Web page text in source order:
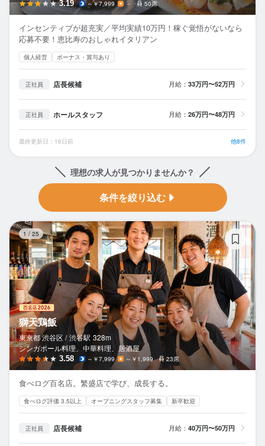
3.19 ～￥7,999 － 50席
インセンティブが超充実／平均実績10万円！稼ぐ覚悟がないなら
応募不要！恵比寿のおしゃれイタリアン
個人経営 ボーナス・賞与あり
正社員 店長候補 月給： 33万円〜52万円
正社員 ホールスタッフ 月給： 26万円〜48万円
最終更新日：16日前 他8件
理想の求人が見つかりませんか？
条件を絞り込む
1 / 25
獅天鶏飯
東京都 渋谷区 / 渋谷駅 328m
シンガポール料理、中華料理、居酒屋
3.58 ～￥7,999 ～￥1,999 23席
食べログ百名店。繁盛店で学び、成長する。
食べログ評価 3.5以上 オープニングスタッフ募集 新卒歓迎
正社員 店長候補 月給： 40万円〜50万円